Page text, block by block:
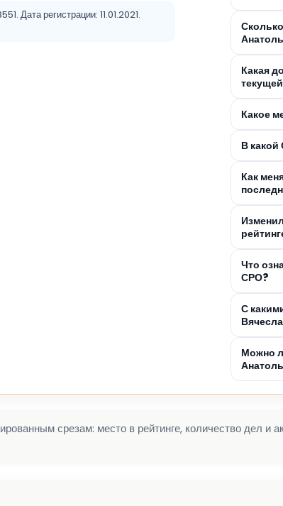
Дата регистрации: 11.01.2021.
Какая
Какое
В
Как
Что
СРО?
С
Можно
срезам: место в рейтинге, количество дел и